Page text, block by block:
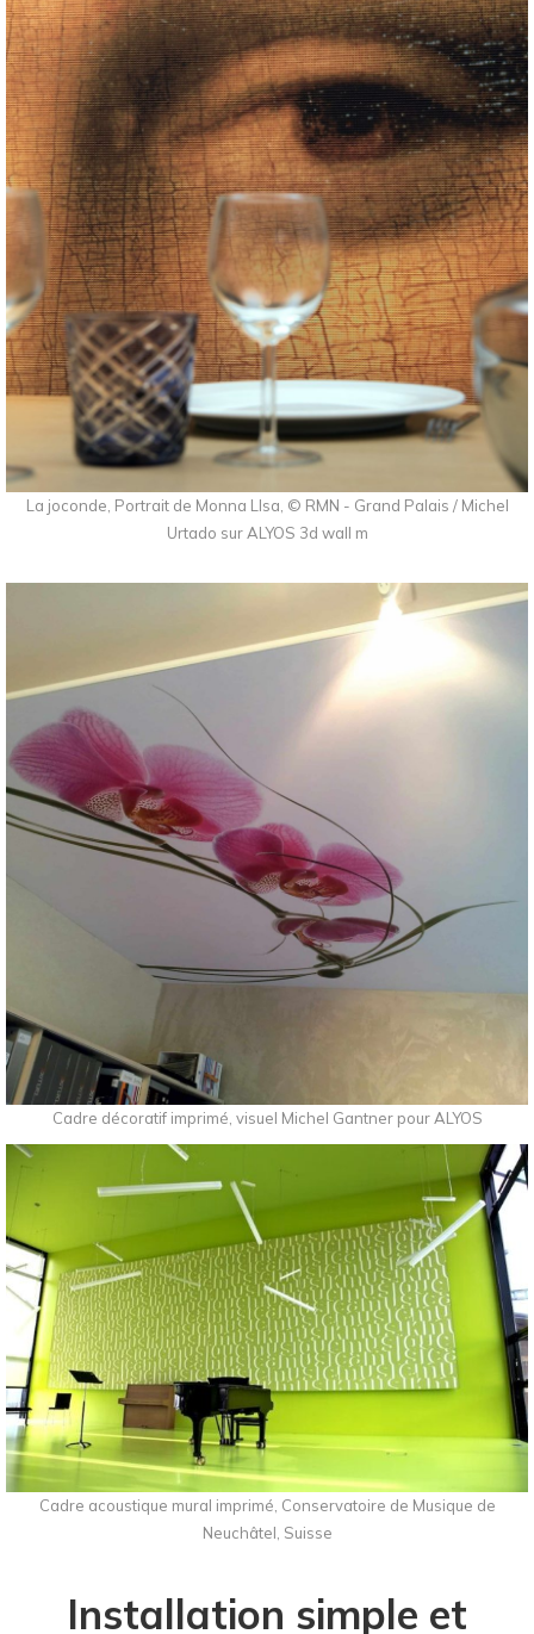
La joconde, Portrait de Monna LIsa, © RMN - Grand Palais / Michel
Urtado sur ALYOS 3d wall m
Cadre décoratif imprimé, visuel Michel Gantner pour ALYOS
Cadre acoustique mural imprimé, Conservatoire de Musique de
Neuchâtel, Suisse
Installation simple et